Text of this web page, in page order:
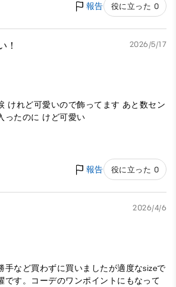
報告 役に立った 0
！ 2026/5/17
けれど可愛いので飾ってます あと数セン
ったのに けど可愛い
報告 役に立った 0
2026/4/6
手など買わずに買いましたが適度なsizeで
です。コーデのワンポイントにもなって